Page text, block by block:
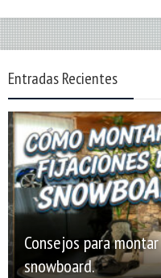
Entradas Recientes
Consejos para
snowboard.